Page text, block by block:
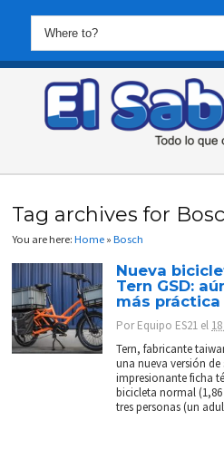
Tag archives for
You are here:Home »Bosch
Nueva
Tern GSD:
más práctica
PorEquipo ES21 el
Tern, fabricante
una nueva versión
impresionante ficha
bicicleta normal
tres personas (un